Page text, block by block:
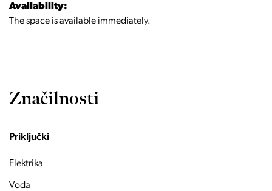
Availability:
The space is available immediately.
Značilnosti
Priključki
Elektrika
Voda